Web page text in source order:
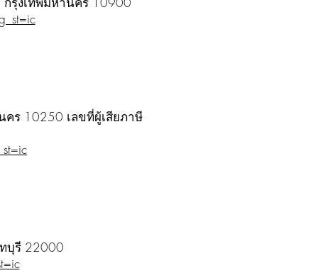
ร 10250 เลขที่ผู้เสียภาษี
บุรี 22000